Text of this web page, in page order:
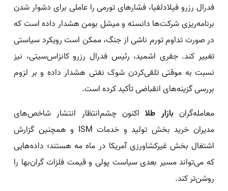
فدرال رزرو فیلادلفیا، فشارهای تورمی را عاملی برای دشوار شدن
برنامه‌ریزی شرکت‌ها دانسته و میشل بومن هشدار داده است که
در صورت تداوم تورم ناشی از جنگ، ممکن است رویکرد سیاستی
تغییر کند. جفری اشمید، رئیس فدرال رزرو کانزاس‌سیتی، نیز
نسبت به موقتی تلقی‌کردن شوک نفتی هشدار داده و بر لزوم
بررسی گزینه‌های انقباضی تأکید کرده است.
معامله‌گرانبازار طلااکنون چشم‌انتظار انتشار شاخص‌های
مدیران خرید بخش تولید و خدمات ISM و همچنین گزارش
اشتغال بخش غیرکشاورزی آمریکا در ماه مه هستند؛ داده‌هایی
که می‌تواند مسیر بعدی سیاست پولی و قیمت فلزات گران‌بها را
روشن‌تر کند.